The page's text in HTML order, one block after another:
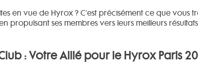
en vue de Hyrox ? C’est précisément ce que vous
ses membres vers leurs meilleurs
: Votre Allié pour le Hyrox Paris